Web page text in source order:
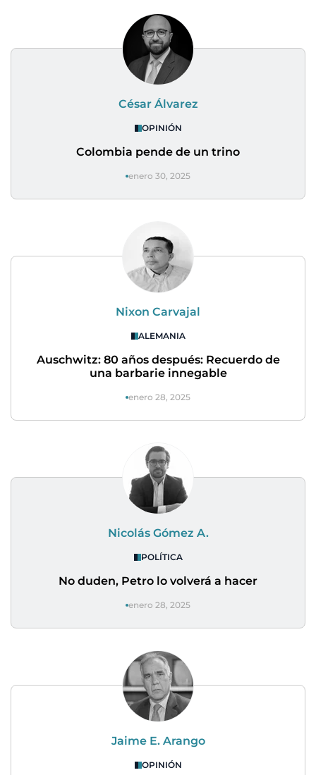
César Álvarez
OPINIÓN
Colombia pende de un trino
enero 30, 2025
Nixon Carvajal
ALEMANIA
Auschwitz: 80 años después: Recuerdo de
una barbarie innegable
enero 28, 2025
Nicolás Gómez A.
POLÍTICA
No duden, Petro lo volverá a hacer
enero 28, 2025
Jaime E. Arango
OPINIÓN